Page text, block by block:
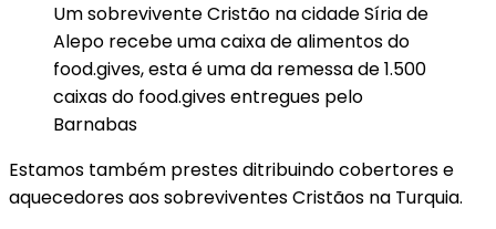
Um sobrevivente Cristão na cidade Síria de
Alepo recebe uma caixa de alimentos do
food.gives, esta é uma da remessa de 1.500
caixas do food.gives entregues pelo
Barnabas
Estamos também prestes ditribuindo cobertores e
aquecedores aos sobreviventes Cristãos na Turquia.